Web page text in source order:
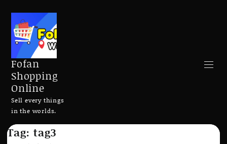
Fofan
Shopping
Online
Sell every things
in the worlds.
Tag: tag3